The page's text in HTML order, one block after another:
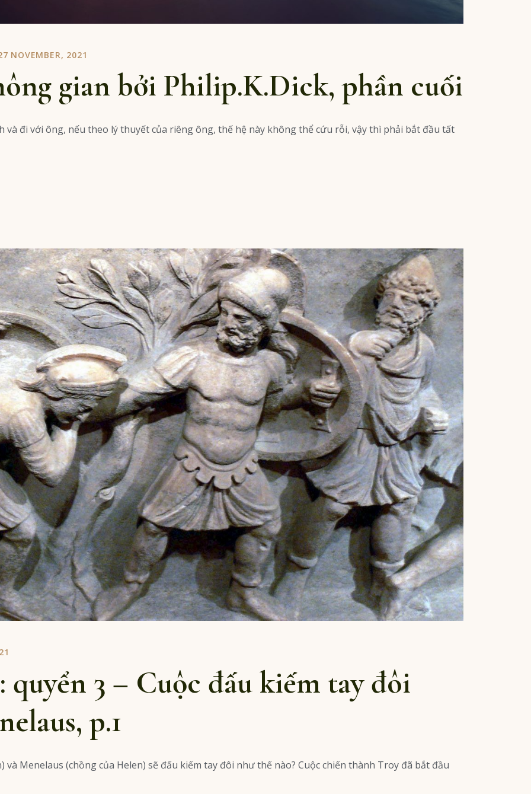
NOVEMBER, 2021
gian bởi Philip.K.Dick, phần cuối
đi với ông, nếu theo lý thuyết của riêng ông, thế hệ này không thể cứu rỗi, vậy thì phải bắt đầu tất
3 – Cuộc đấu kiếm tay đôi
p.1
Menelaus (chồng của Helen) sẽ đấu kiếm tay đôi như thế nào? Cuộc chiến thành Troy đã bắt đầu